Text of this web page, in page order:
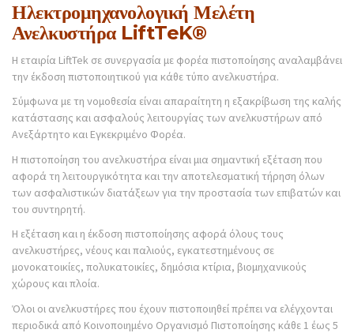
Ηλεκτρομηχανολογική Μελέτη
Ανελκυστήρα LiftTeK®
Η εταιρία LiftTek σε συνεργασία με φορέα πιστοποίησης αναλαμβάνει
την έκδοση πιστοποιητικού για κάθε τύπο ανελκυστήρα.
Σύμφωνα με τη νομοθεσία είναι απαραίτητη η εξακρίβωση της καλής
κατάστασης και ασφαλούς λειτουργίας των ανελκυστήρων από
Ανεξάρτητο και Εγκεκριμένο Φορέα.
Η πιστοποίηση του ανελκυστήρα είναι μια σημαντική εξέταση που
αφορά τη λειτουργικότητα και την αποτελεσματική τήρηση όλων
των ασφαλιστικών διατάξεων για την προστασία των επιβατών και
του συντηρητή.
Η εξέταση και η έκδοση πιστοποίησης αφορά όλους τους
ανελκυστήρες, νέους και παλιούς, εγκατεστημένους σε
μονοκατοικίες, πολυκατοικίες, δημόσια κτίρια, βιομηχανικούς
χώρους και πλοία.
Όλοι οι ανελκυστήρες που έχουν πιστοποιηθεί πρέπει να ελέγχονται
περιοδικά από Κοινοποιημένο Οργανισμό Πιστοποίησης κάθε 1 έως 5